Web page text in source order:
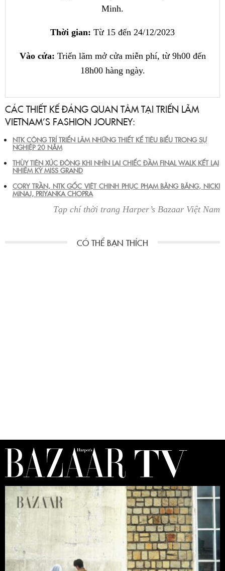
Minh.
Thời gian: Từ 15 đến 24/12/2023
Vào cửa: Triển lãm mở cửa miễn phí, từ 9h00 đến
18h00 hàng ngày.
CÁC THIẾT KẾ ĐÁNG QUAN TÂM TẠI TRIỂN LÃM
VIETNAM’S FASHION JOURNEY:
NTK CÔNG TRÍ TRIỂN LÃM NHỮNG THIẾT KẾ TIÊU BIỂU TRONG SỰ
NGHIỆP 20 NĂM
THÙY TIÊN XÚC ĐỘNG KHI NHÌN LẠI CHIẾC ĐẦM FINAL WALK KẾT LẠI
NHIỆM KỲ MISS GRAND
CORY TRẦN, NTK GỐC VIỆT CHINH PHỤC PHẠM BĂNG BĂNG, NICKI
MINAJ, PRIYANKA CHOPRA
Tạp chí thời trang Harper’s Bazaar Việt Nam